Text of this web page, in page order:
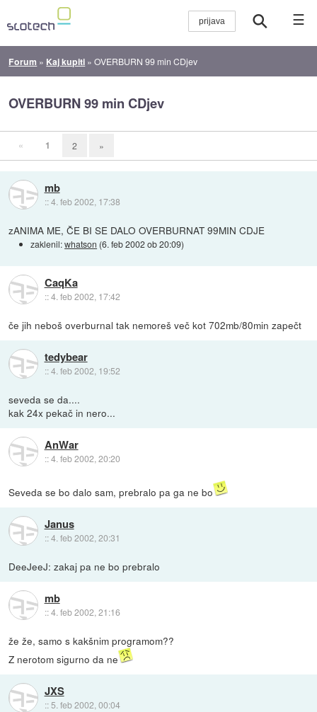
☰
Forum » Kaj kupiti »OVERBURN 99 min CDjev
OVERBURN 99 min CDjev
« 1 2 »
mb
::4. feb 2002, 17:38
zANIMA ME, ČE BI SE DALO OVERBURNAT 99MIN CDJE
zaklenil:whatson (6. feb 2002 ob 20:09)
CaqKa
::4. feb 2002, 17:42
če jih neboš overburnal tak nemoreš več kot 702mb/80min zapečt
tedybear
::4. feb 2002, 19:52
seveda se da....
kak 24x pekač in nero...
AnWar
::4. feb 2002, 20:20
Seveda se bo dalo sam, prebralo pa ga ne bo
Janus
::4. feb 2002, 20:31
DeeJeeJ: zakaj pa ne bo prebralo
mb
::4. feb 2002, 21:16
že že, samo s kakšnim programom??
Z nerotom sigurno da ne
JXS
:: 5. feb 2002, 00:04